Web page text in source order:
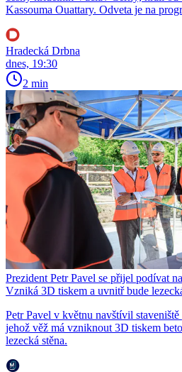
Kassouma Ouattary. Odveta je na
Hradecká Drbna
dnes, 19:30
2 min
Prezident Petr Pavel se přijel podívat
Vzniká 3D tiskem a uvnitř bude
Petr Pavel v květnu navštívil
jehož věž má vzniknout 3D tiskem
lezecká stěna.